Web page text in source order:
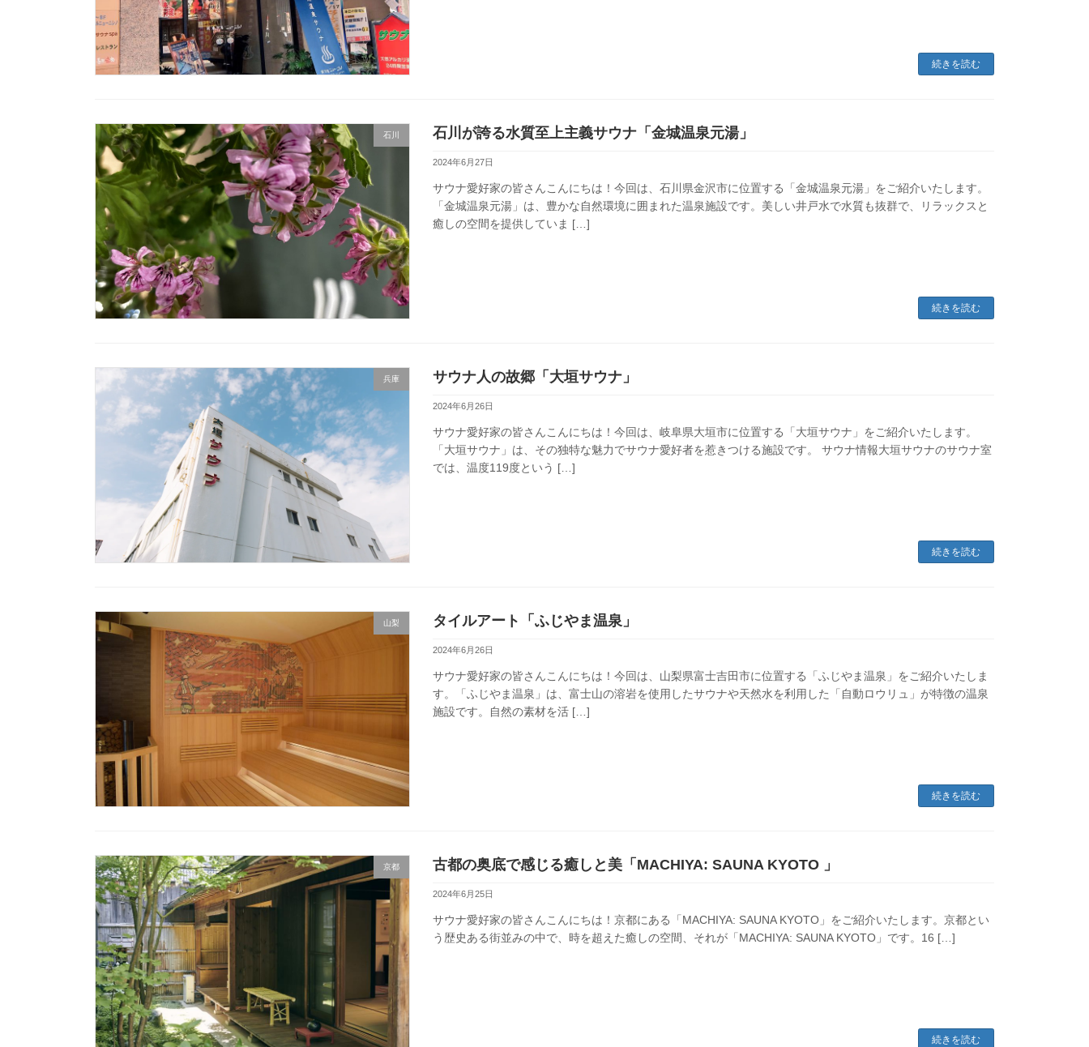
続きを読む
石川 石川が誇る水質至上主義サウナ「金城温泉元湯」
2024年6月27日
サウナ愛好家の皆さんこんにちは！今回は、石川県金沢市に位置する「金城温泉元湯」をご紹介いたします。
「金城温泉元湯」は、豊かな自然環境に囲まれた温泉施設です。美しい井戸水で水質も抜群で、リラックスと
癒しの空間を提供していま […]
続きを読む
兵庫 サウナ人の故郷「大垣サウナ」
2024年6月26日
サウナ愛好家の皆さんこんにちは！今回は、岐阜県大垣市に位置する「大垣サウナ」をご紹介いたします。
「大垣サウナ」は、その独特な魅力でサウナ愛好者を惹きつける施設です。 サウナ情報大垣サウナのサウナ室
では、温度119度という […]
続きを読む
山梨 タイルアート「ふじやま温泉」
2024年6月26日
サウナ愛好家の皆さんこんにちは！今回は、山梨県富士吉田市に位置する「ふじやま温泉」をご紹介いたしま
す。「ふじやま温泉」は、富士山の溶岩を使用したサウナや天然水を利用した「自動ロウリュ」が特徴の温泉
施設です。自然の素材を活 […]
続きを読む
京都 古都の奥底で感じる癒しと美「MACHIYA: SAUNA KYOTO 」
2024年6月25日
サウナ愛好家の皆さんこんにちは！京都にある「MACHIYA: SAUNA KYOTO」をご紹介いたします。京都とい
う歴史ある街並みの中で、時を超えた癒しの空間、それが「MACHIYA: SAUNA KYOTO」です。16 […]
続きを読む